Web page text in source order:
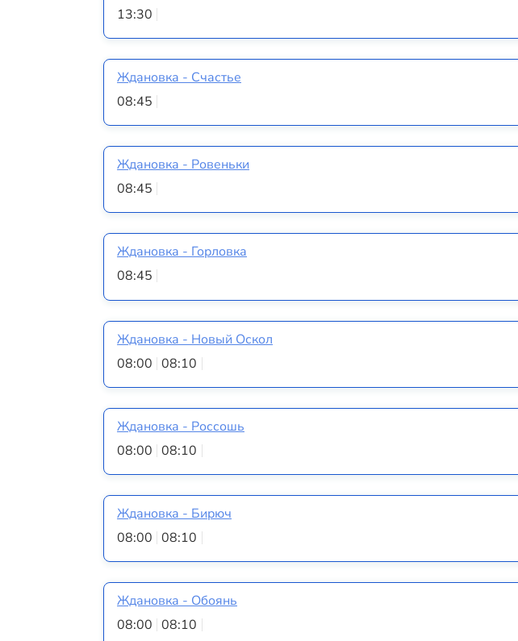
13:30
Ждановка - Счастье
08:45
Ждановка - Ровеньки
08:45
Ждановка - Горловка
08:45
Ждановка - Новый Оскол
08:00 08:10
Ждановка - Россошь
08:00 08:10
Ждановка - Бирюч
08:00 08:10
Ждановка - Обоянь
08:00 08:10